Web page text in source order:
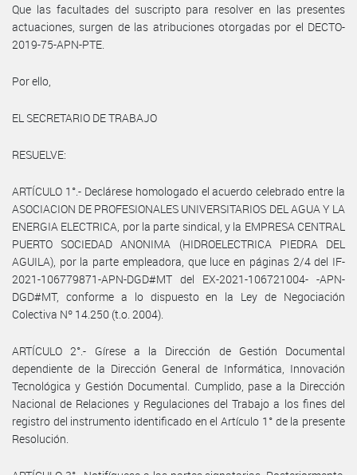
Que las facultades del suscripto para resolver en las presentes
actuaciones, surgen de las atribuciones otorgadas por el DECTO-
2019-75-APN-PTE.
Por ello,
EL SECRETARIO DE TRABAJO
RESUELVE:
ARTÍCULO 1°.- Declárese homologado el acuerdo celebrado entre la
ASOCIACION DE PROFESIONALES UNIVERSITARIOS DEL AGUA Y LA
ENERGIA ELECTRICA, por la parte sindical, y la EMPRESA CENTRAL
PUERTO SOCIEDAD ANONIMA (HIDROELECTRICA PIEDRA DEL
AGUILA), por la parte empleadora, que luce en páginas 2/4 del IF-
2021-106779871-APN-DGD#MT del EX-2021-106721004- -APN-
DGD#MT, conforme a lo dispuesto en la Ley de Negociación
Colectiva Nº 14.250 (t.o. 2004).
ARTÍCULO 2°.- Gírese a la Dirección de Gestión Documental
dependiente de la Dirección General de Informática, Innovación
Tecnológica y Gestión Documental. Cumplido, pase a la Dirección
Nacional de Relaciones y Regulaciones del Trabajo a los fines del
registro del instrumento identificado en el Artículo 1° de la presente
Resolución.